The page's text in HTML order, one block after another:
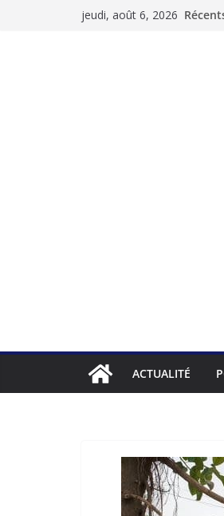
jeudi, août 6, 2026
ACTUALITÉ